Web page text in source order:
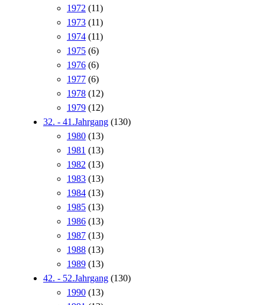
1972 (11)
1973 (11)
1974 (11)
1975 (6)
1976 (6)
1977 (6)
1978 (12)
1979 (12)
32. - 41.Jahrgang (130)
1980 (13)
1981 (13)
1982 (13)
1983 (13)
1984 (13)
1985 (13)
1986 (13)
1987 (13)
1988 (13)
1989 (13)
42. - 52.Jahrgang (130)
1990 (13)